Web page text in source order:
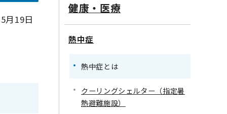
19日
健康・医療
熱中症
熱中症とは
クーリングシェルター（指定暑
熱避難施設）